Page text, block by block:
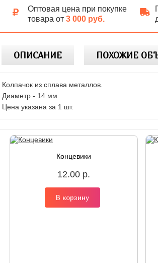
Оптовая цена при покупке
товара от 3 000 руб.
ОПИСАНИЕ ПОХОЖИЕ
Колпачок из сплава металлов.
Диаметр - 14 мм.
Цена указана за 1 шт.
Концевики
12.00 р.
В корзину